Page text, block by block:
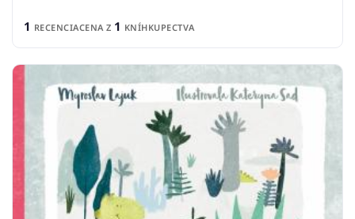
1 RECENCIACENA Z 1 KNÍHKUPECTVA